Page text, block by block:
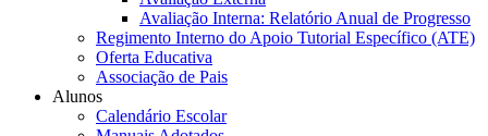
Avaliação Interna: Relatório Anual de Progresso
Regimento Interno do Apoio Tutorial Específico (ATE)
Oferta Educativa
Associação de Pais
Alunos
Calendário Escolar